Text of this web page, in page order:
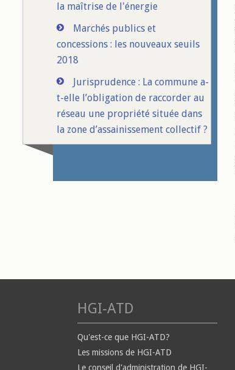
la maîtrise de l'énergie
Marchés publics et
concessions : les nouveaux seuils
2018
Jurisprudence : La commune a-
t-elle l’obligation de raccorder au
réseau une propriété située dans
la zone d’assainissement collectif ?
HGI-ATD
Qu'est-ce que HGI-ATD?
Les missions de HGI-ATD
Le conseil d'administration de HGI-